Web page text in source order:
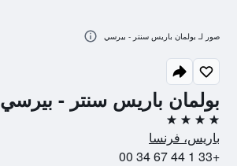
بولمان باريس سنتر - بيرسي
4 نجوم
باريس، فرنسا
+33 1 44 67 34 00
صور لـ بولمان باريس سنتر - بيرسي